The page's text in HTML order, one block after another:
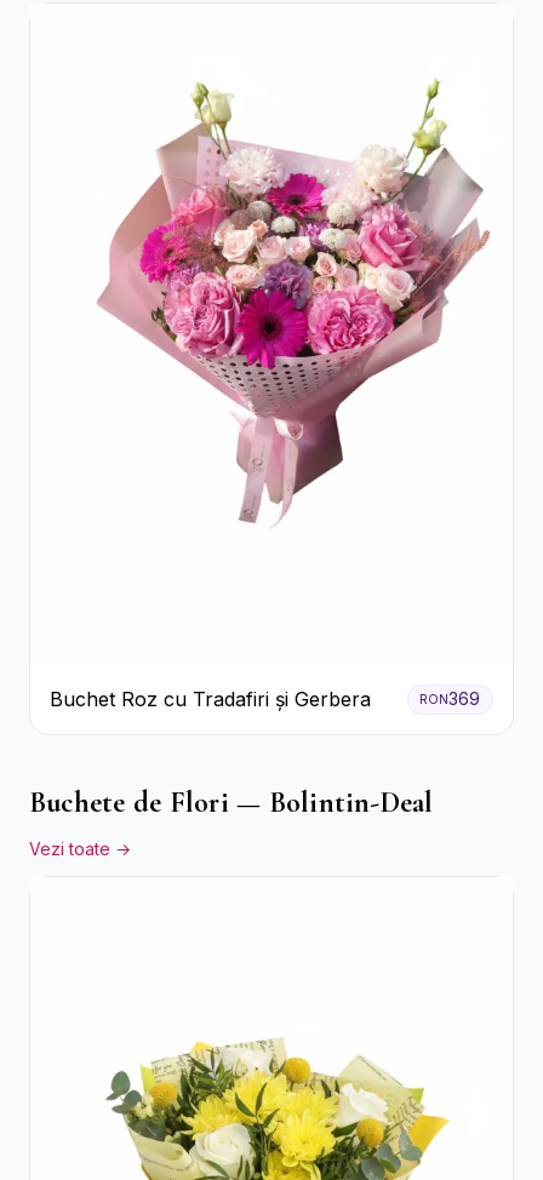
Buchet Roz cu Tradafiri și Gerbera RON369
Buchete de Flori — Bolintin-Deal
Vezi toate →